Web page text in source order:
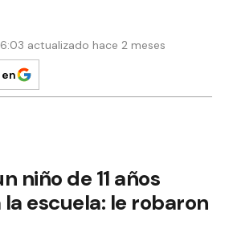
actualizado hace 2 meses
niño de 11 años
escuela: le robaron